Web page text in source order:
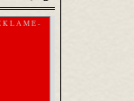
K L A M E -